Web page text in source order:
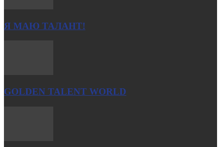
Я МАЮ ТАЛАНТ!
GOLDEN TALENT WORLD